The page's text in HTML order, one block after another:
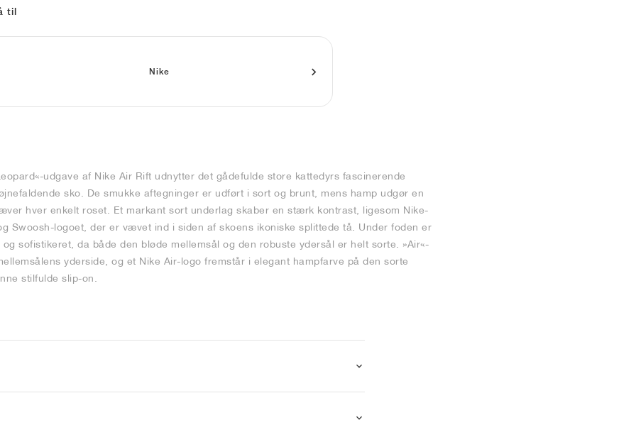
til
Nike
udgave af Nike Air Rift udnytter det gådefulde store kattedyrs fascinerende
sko. De smukke aftegninger er udført i sort og brunt, mens hamp udgør en
hver enkelt roset. Et markant sort underlag skaber en stærk kontrast, ligesom Nike-
Swoosh-logoet, der er vævet ind i siden af skoens ikoniske splittede tå. Under foden er
sofistikeret, da både den bløde mellemsål og den robuste ydersål er helt sorte. »Air«-
yderside, og et Nike Air-logo fremstår i elegant hampfarve på den sorte
stilfulde slip-on.